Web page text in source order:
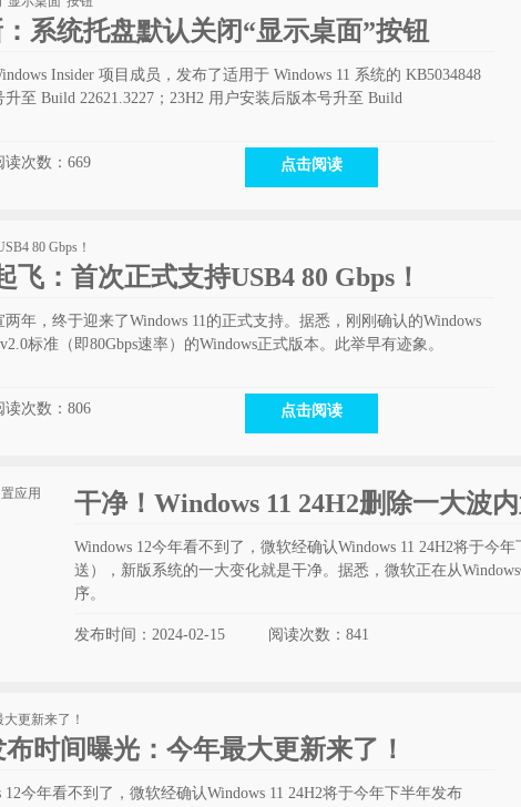
系统托盘默认关闭“显示桌面”按钮
Insider 项目成员，发布了适用于 Windows 11 系统的 KB5034848
至 Build 22621.3227；23H2 用户安装后版本号升至 Build
读次数： 669 点击阅读
飞：首次正式支持USB4 80 Gbps！
年，终于迎来了Windows 11的正式支持。据悉，刚刚确认的Windows
标准（即80Gbps速率）的Windows正式版本。此举早有迹象。
读次数： 806 点击阅读
干净！Windows 11 24H2删除一大波
Windows 12今年看不到了，微软经确认Windows 11 24H2将于今
送），新版系统的一大变化就是干净。据悉，微软正在从
序。
发布时间：2024-02-15 阅读次数： 841
时间曝光：今年最大更新来了！
12今年看不到了，微软经确认Windows 11 24H2将于今年下半年发布